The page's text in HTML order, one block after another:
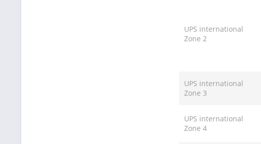
UPS international
Zone 2
UPS international
Zone 3
UPS international
Zone 4